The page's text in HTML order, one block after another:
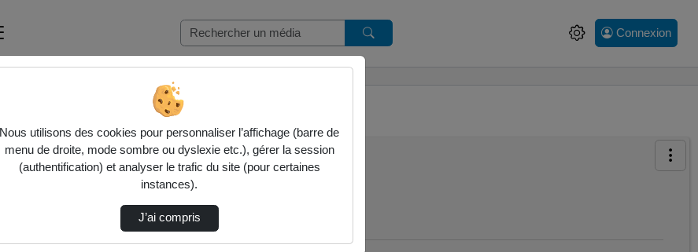
Connexion
Nous utilisons des cookies pour personnaliser l’affichage (barre de
menu de droite, mode sombre ou dyslexie etc.), gérer la session
(authentification) et analyser le trafic du site (pour certaines
instances).
J’ai compris